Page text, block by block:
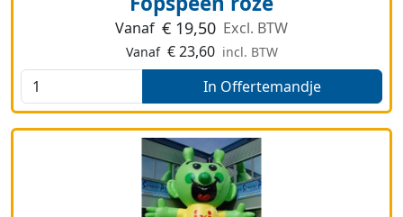
Vanaf € 19,50 Excl. BTW
Vanaf € 23,60 incl. BTW
In Offertemandje